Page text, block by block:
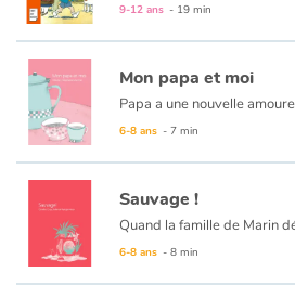
9-12 ans - 19 min
Mon papa et moi
6-8 ans - 7 min
Sauvage !
6-8 ans - 8 min